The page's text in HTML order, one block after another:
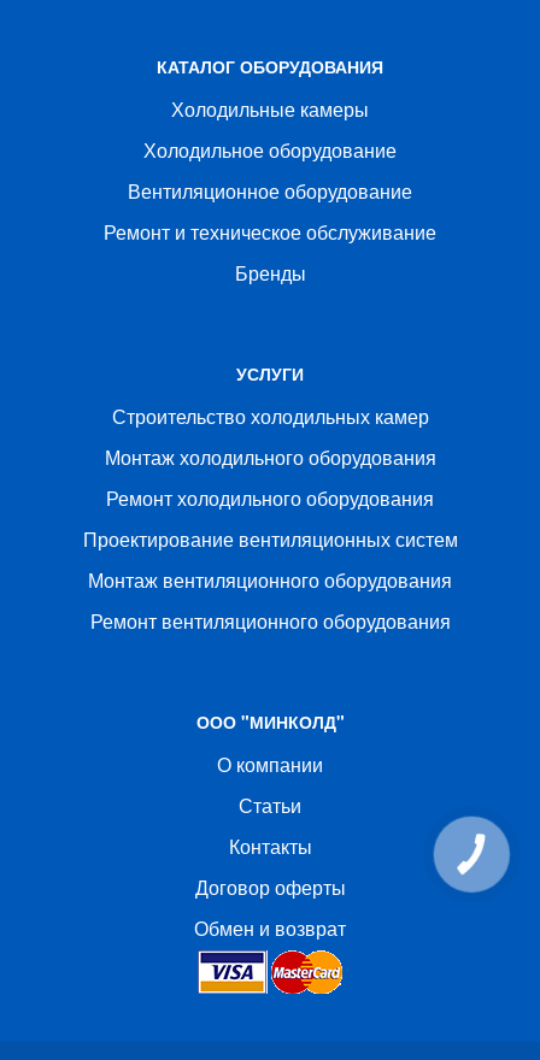
КАТАЛОГ ОБОРУДОВАНИЯ
Холодильные камеры
Холодильное оборудование
Вентиляционное оборудование
Ремонт и техническое обслуживание
Бренды
УСЛУГИ
Строительство холодильных камер
Монтаж холодильного оборудования
Ремонт холодильного оборудования
Проектирование вентиляционных систем
Монтаж вентиляционного оборудования
Ремонт вентиляционного оборудования
ООО "МИНКОЛД"
О компании
Статьи
Контакты
Договор оферты
Обмен и возврат
КНОПКА
СВЯЗИ